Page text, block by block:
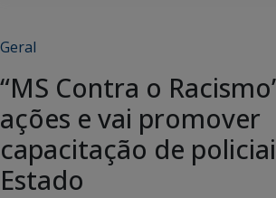
Geral
“MS Contra o
ações e vai promover
capacitação de
Estado